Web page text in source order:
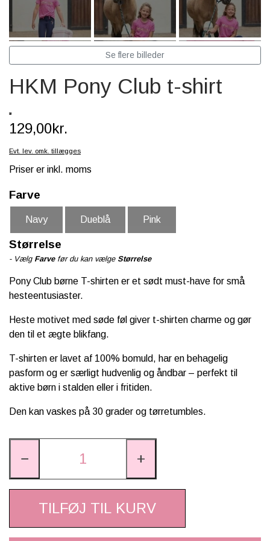
SCHLEICH® HEST & TILBEHØR
SKOLE, KREA & TILBEHØR
TASKER & PUNGE
SJOVE HESTE TING
Se flere billeder
HKM Pony Club t-shirt
129,00kr.
Evt. lev. omk. tillægges
Priser er inkl. moms
Farve
Navy Dueblå Pink
Størrelse
- Vælg Farvefør du kan vælge Størrelse
Pony Club børne T-shirten er et sødt must-have for små
hesteentusiaster.
Heste motivet med søde føl giver t-shirten charme og gør
den til et ægte blikfang.
T-shirten er lavet af 100% bomuld, har en behagelig
pasform og er særligt hudvenlig og åndbar – perfekt til
aktive børn i stalden eller i fritiden.
Den kan vaskes på 30 grader og tørretumbles.
− +
TILFØJ TIL KURV